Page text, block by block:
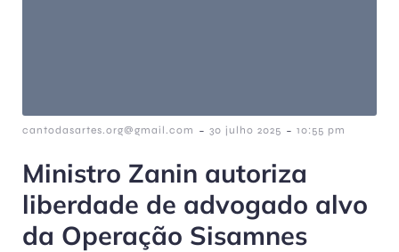
cantodasartes.org@gmail.com - 30 julho 2025 - 10:55 pm
Ministro Zanin autoriza
liberdade de advogado alvo
da Operação Sisamnes